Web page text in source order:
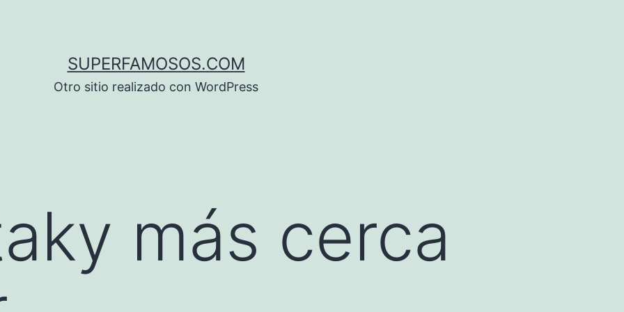
SUPERFAMOSOS.COM
Otro sitio realizado con WordPress
más cerca